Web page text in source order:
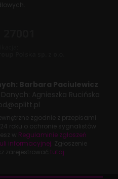
Barbara Paciulewicz
Agnieszka Rucińska
zgodnie z przepisami
roku o ochronie sygnalistów.
w Regulaminie zgłoszeń
informacyjnej . Zgłoszenie
zarejestrować tutaj